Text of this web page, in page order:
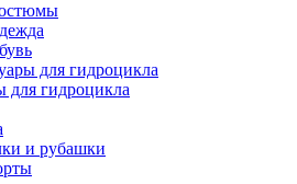
для гидроцикла
для гидроцикла
и рубашки